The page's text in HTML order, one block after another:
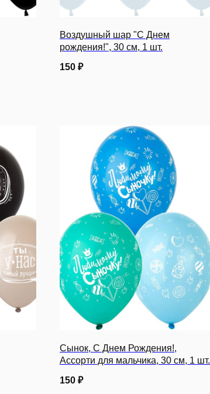
Воздушный шар "С Днем
рождения!", 30 см, 1 шт.
150 ₽
Сынок, С Днем Рождения!,
Ассорти для мальчика, 30 см, 1 шт.
150 ₽